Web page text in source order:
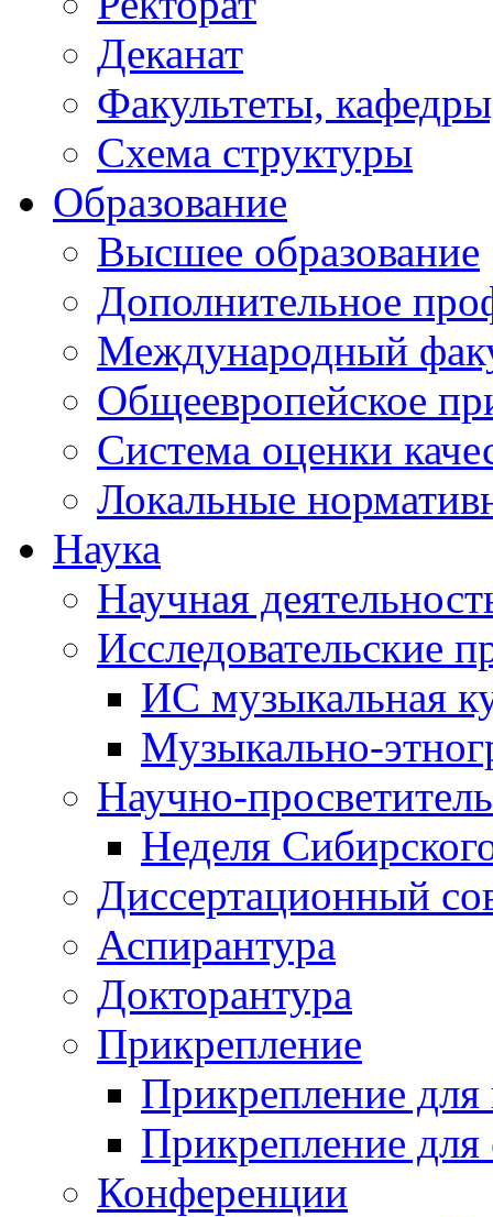
Деканат
Факультеты,
Схема структуры
Образование
Высшее образование
Дополнительное
Международный
Общеевропейское
Система оценки
Локальные
Наука
Научная
Исследовательские
ИС музыкальная
Музыкально-
Научно-
Неделя
Диссертационный
Аспирантура
Докторантура
Прикрепление
Прикрепление для
Прикрепление для
Конференции